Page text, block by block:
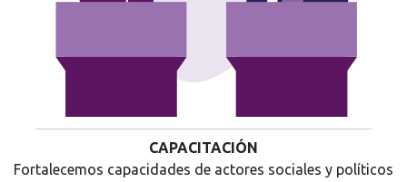
CAPACITACIÓN
Fortalecemos capacidades de actores sociales y políticos